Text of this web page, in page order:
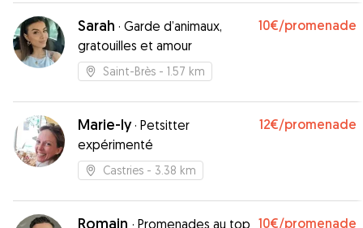
Sarah · Garde d’animaux,
gratouilles et amour
10€/promenade
Saint-Brès - 1.57 km
Marie-ly· Petsitter
expérimenté
12€/promenade
Castries - 3.38 km
Romain · Promenades au top 10€/promenade